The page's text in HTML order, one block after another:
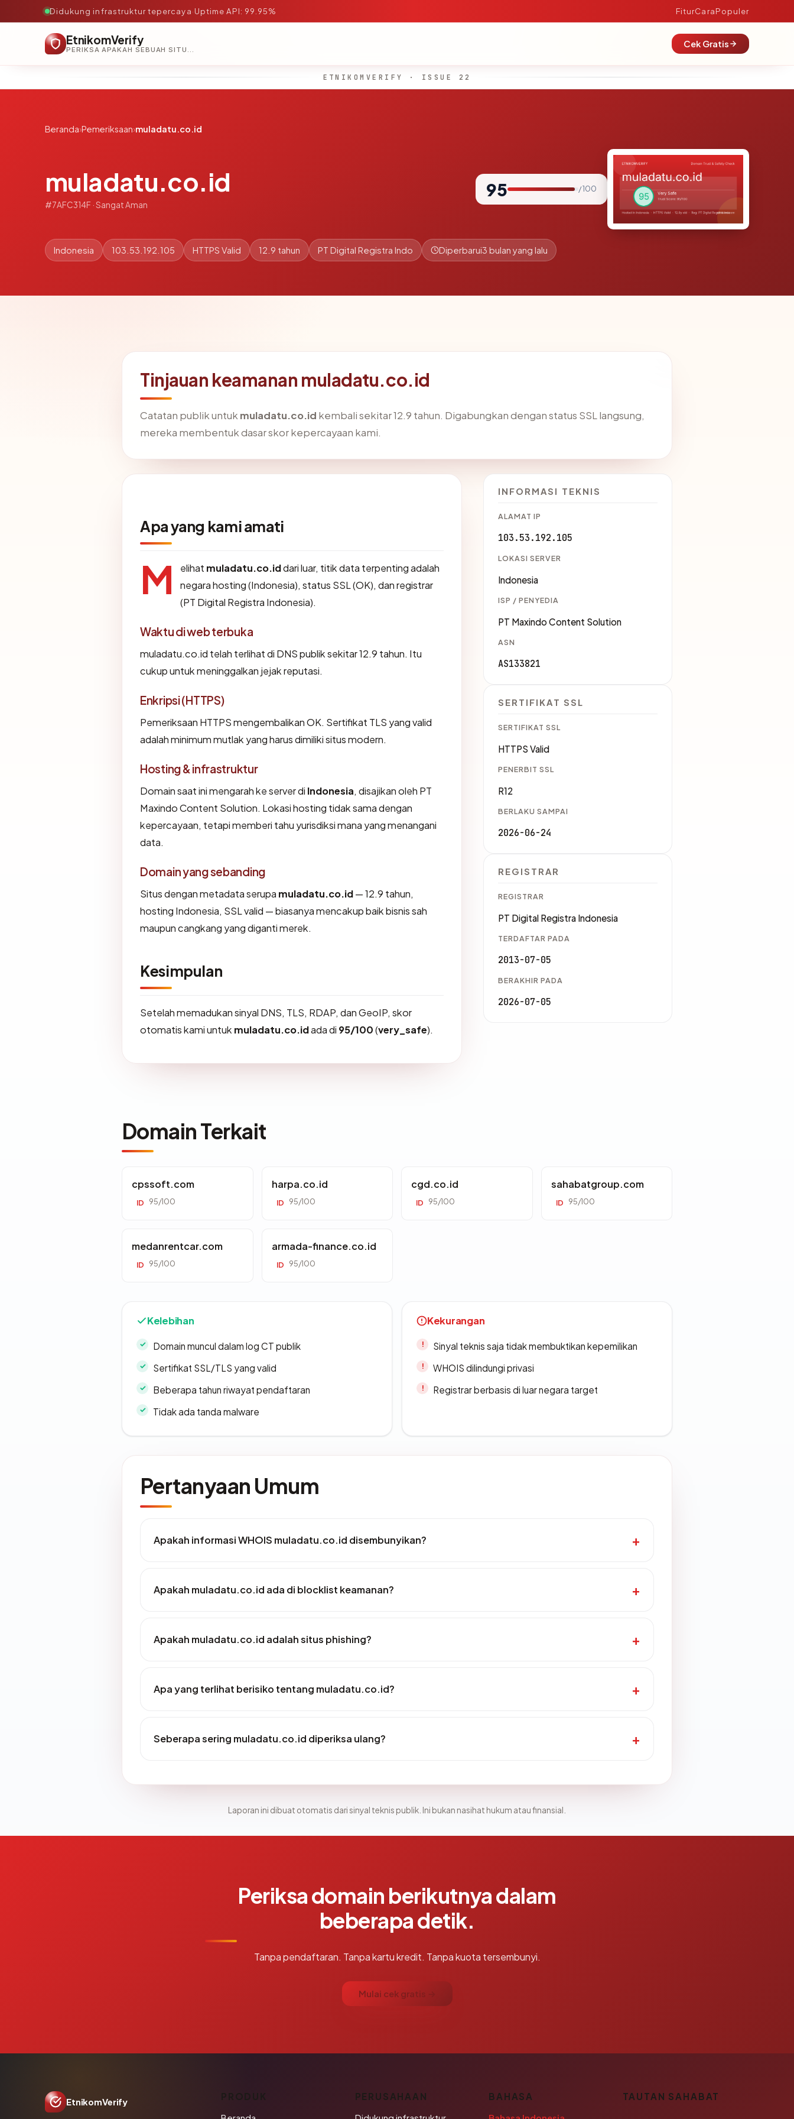
Didukung infrastruktur tepercaya·Uptime API: 99.95% FiturCaraPopuler
EtnikomVerify
PERIKSA APAKAH SEBUAH SITUS AMAN, TEPERCAYA, DAN TERVERIFIKASI DALAM HITUNGAN DETIK.
Cek Gratis
ETNIKOMVERIFY · ISSUE 22
Beranda›Pemeriksaan›muladatu.co.id
muladatu.co.id
#7AFC314F · Sangat Aman
95 / 100
Indonesia 103.53.192.105 HTTPS Valid 12.9 tahun PT Digital Registra Indo Diperbarui3 bulan yang lalu
Tinjauan keamanan muladatu.co.id
Catatan publik untuk muladatu.co.id kembali sekitar 12.9 tahun. Digabungkan dengan status SSL langsung,
mereka membentuk dasar skor kepercayaan kami.
Apa yang kami amati
M elihat muladatu.co.iddari luar, titik data terpenting adalah
negara hosting (Indonesia), status SSL (OK), dan registrar
(PT Digital Registra Indonesia).
Waktu di web terbuka
muladatu.co.id telah terlihat di DNS publik sekitar 12.9 tahun. Itu
cukup untuk meninggalkan jejak reputasi.
Enkripsi (HTTPS)
Pemeriksaan HTTPS mengembalikan OK. Sertifikat TLS yang valid
adalah minimum mutlak yang harus dimiliki situs modern.
Hosting & infrastruktur
Domain saat ini mengarah ke server di Indonesia, disajikan oleh PT
Maxindo Content Solution. Lokasi hosting tidak sama dengan
kepercayaan, tetapi memberi tahu yurisdiksi mana yang menangani
data.
Domain yang sebanding
Situs dengan metadata serupa muladatu.co.id— 12.9 tahun,
hosting Indonesia, SSL valid — biasanya mencakup baik bisnis sah
maupun cangkang yang diganti merek.
Kesimpulan
Setelah memadukan sinyal DNS, TLS, RDAP, dan GeoIP, skor
otomatis kami untuk muladatu.co.idada di 95/100(very_safe).
INFORMASI TEKNIS
ALAMAT IP
103.53.192.105
LOKASI SERVER
Indonesia
ISP / PENYEDIA
PT Maxindo Content Solution
ASN
AS133821
SERTIFIKAT SSL
SERTIFIKAT SSL
HTTPS Valid
PENERBIT SSL
R12
BERLAKU SAMPAI
2026-06-24
REGISTRAR
REGISTRAR
PT Digital Registra Indonesia
TERDAFTAR PADA
2013-07-05
BERAKHIR PADA
2026-07-05
Domain Terkait
cpssoft.com
ID 95/100
harpa.co.id
ID 95/100
cgd.co.id
ID 95/100
sahabatgroup.com
ID 95/100
medanrentcar.com
ID 95/100
armada-finance.co.id
ID 95/100
Kelebihan
Domain muncul dalam log CT publik
Sertifikat SSL/TLS yang valid
Beberapa tahun riwayat pendaftaran
Tidak ada tanda malware
Kekurangan
Sinyal teknis saja tidak membuktikan kepemilikan
WHOIS dilindungi privasi
Registrar berbasis di luar negara target
Pertanyaan Umum
Apakah informasi WHOIS muladatu.co.id disembunyikan?
Apakah muladatu.co.id ada di blocklist keamanan?
Apakah muladatu.co.id adalah situs phishing?
Apa yang terlihat berisiko tentang muladatu.co.id?
Seberapa sering muladatu.co.id diperiksa ulang?
Laporan ini dibuat otomatis dari sinyal teknis publik. Ini bukan nasihat hukum atau finansial.
Periksa domain berikutnya dalam
beberapa detik.
Tanpa pendaftaran. Tanpa kartu kredit. Tanpa kuota tersembunyi.
Mulai cek gratis →
EtnikomVerify PRODUK PERUSAHAAN BAHASA TAUTAN SAHABAT